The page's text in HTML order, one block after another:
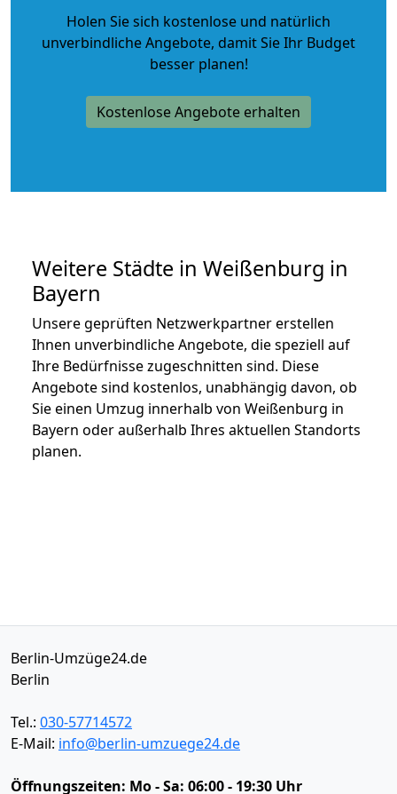
Holen Sie sich kostenlose und natürlich
unverbindliche Angebote, damit Sie Ihr Budget
besser planen!
Kostenlose Angebote erhalten
Weitere Städte in Weißenburg in
Bayern
Unsere geprüften Netzwerkpartner erstellen
Ihnen unverbindliche Angebote, die speziell auf
Ihre Bedürfnisse zugeschnitten sind. Diese
Angebote sind kostenlos, unabhängig davon, ob
Sie einen Umzug innerhalb von Weißenburg in
Bayern oder außerhalb Ihres aktuellen Standorts
planen.
Berlin-Umzüge24.de
Berlin
Tel.: 030-57714572
E-Mail: info@berlin-umzuege24.de
Öffnungszeiten: Mo - Sa: 06:00 - 19:30 Uhr